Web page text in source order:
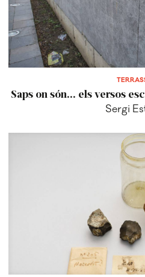
Saps on són... els versos
Sergi